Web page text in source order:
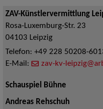
ZAV-Künstlervermittlung
Rosa-Luxemburg-Str. 23
04103 Leipzig
Telefon: +49 228 50208-
E-Mail:
zav-kv-
Schauspiel Bühne
Andreas Rehschuh